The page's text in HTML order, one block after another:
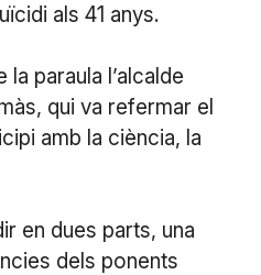
als 41 anys.
paraula l’alcalde
qui va refermar el
amb la ciència, la
en dues parts, una
dels ponents